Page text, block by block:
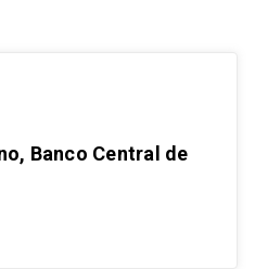
Banco Central de